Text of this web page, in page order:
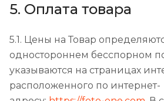
5. Оплата товара
5.1. Цены на Товар
одностороннем бесспорном
указываются на страницах
расположенного по интернет-